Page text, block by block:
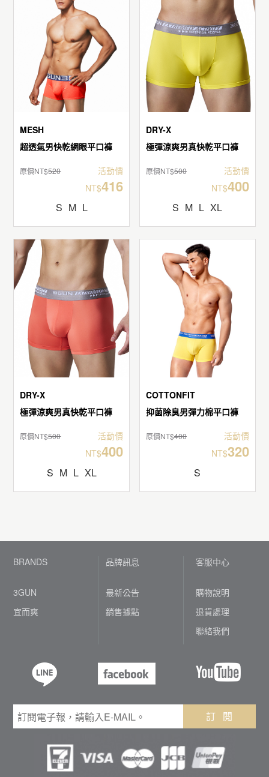
MESH
超透氣男快乾網眼平口褲
原價NT$520
活動價
NT$416
S M L
DRY-X
極彈涼爽男真快乾平口褲
原價NT$500
活動價
NT$400
S M L XL
DRY-X
極彈涼爽男真快乾平口褲
原價NT$500
活動價
NT$400
S M L XL
COTTONFIT
抑菌除臭男彈力棉平口褲
原價NT$400
活動價
NT$320
S
BRANDS
3GUN
宜而爽
品牌訊息
最新公告
銷售據點
客服中心
購物說明
退貨處理
聯絡我們
訂 閱